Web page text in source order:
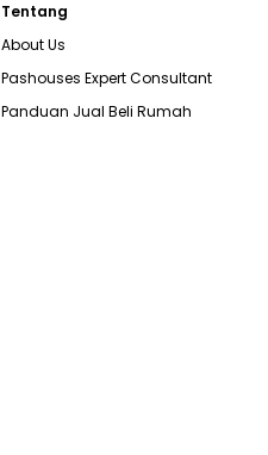
Tentang
About Us
Pashouses Expert Consultant
Panduan Jual Beli Rumah